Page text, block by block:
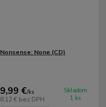
Nonsense: None (CD)
9,99 €/ks
8,12 € bez DPH
Skladom
1 ks